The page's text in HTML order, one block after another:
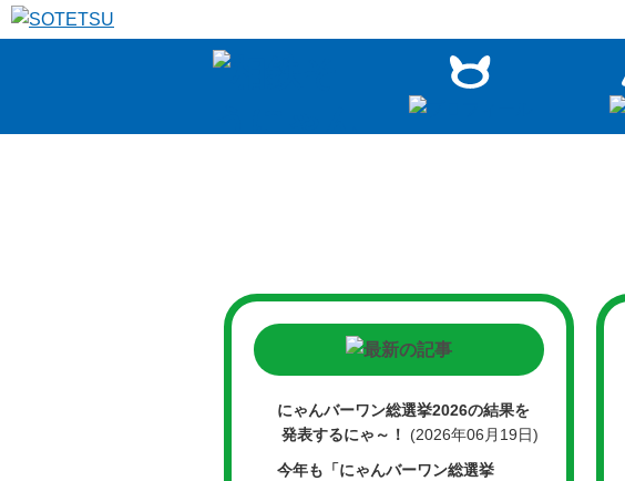
本
文
にゃんバーワン総選挙2026の結果を
発表するにゃ～！
(2026年06月19日)
今年も「にゃんバーワン総選挙